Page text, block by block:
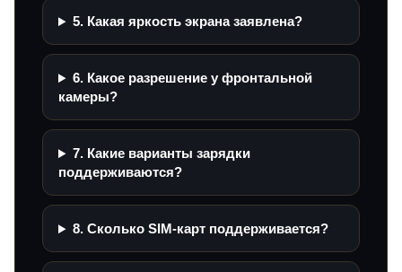
5. Какая яркость экрана заявлена?
6. Какое разрешение у фронтальной
камеры?
7. Какие варианты зарядки
поддерживаются?
8. Сколько SIM-карт поддерживается?